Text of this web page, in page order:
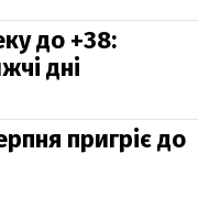
до +38:
дні
пригріє до